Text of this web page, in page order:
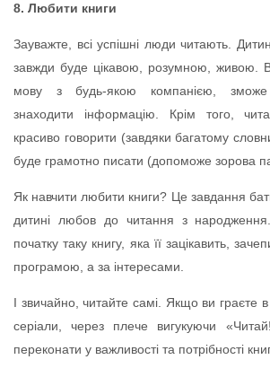
8. Любити книги
Зауважте, всі успішні люди читають.
завжди буде цікавою, розумною, живою.
мову з будь-якою компанією,
знаходити інформацію. Крім того,
красиво говорити (завдяки багатому
буде грамотно писати (допоможе зорова
Як навчити любити книги? Це завдання
дитині любов до читання з
початку таку книгу, яка її зацікавить,
програмою, а за інтересами.
І звичайно, читайте самі. Якщо ви граєте
серіали, через плече вигукуючи
переконати у важливості та потрібності